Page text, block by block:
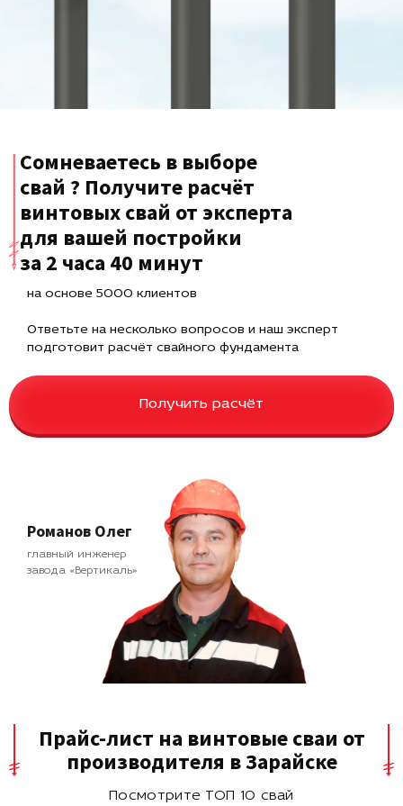
Сомневаетесь в выборе
свай ? Получите расчёт
винтовых свай от эксперта
для вашей постройки
за 2 часа 40 минут
на основе 5000 клиентов
Ответьте на несколько вопросов и наш эксперт
подготовит расчёт свайного фундамента
Получить расчёт
Романов Олег
главный инженер
завода «Вертикаль»
Прайс-лист на винтовые сваи от
производителя в Зарайске
Посмотрите ТОП 10 свай